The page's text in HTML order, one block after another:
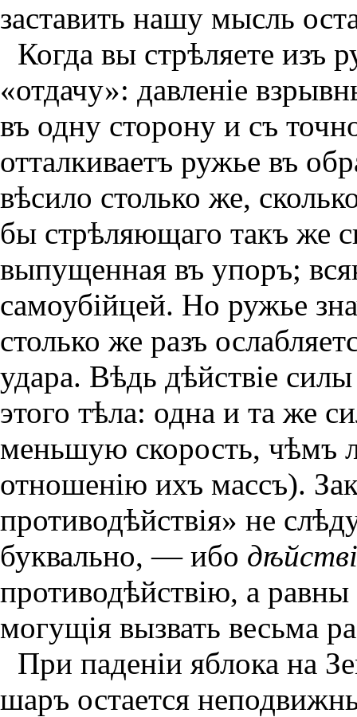
заставить нашу мысль
Когда вы стрѣляете изъ
«отдачу»: давленiе
въ одну сторону и съ
отталкиваетъ ружье въ
вѣсило столько же,
бы стрѣляющаго такъ же
выпущенная въ упоръ;
самоубiйцей. Но ружье
столько же разъ
удара. Вѣдь дѣйствiе
этого тѣла: одна и та же
меньшую скорость, чѣмъ
отношенiю ихъ массъ).
противодѣйствiя» не
буквально, — ибо
противодѣйствiю, а
могущiя вызвать весьма
При паденiи яблока на
шаръ остается